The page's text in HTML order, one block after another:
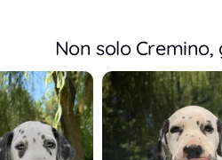
Non solo Cremino,